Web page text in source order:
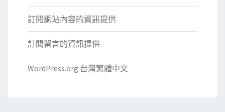
訂閱網站內容的資訊提供
訂閱留言的資訊提供
WordPress.org 台灣繁體中文